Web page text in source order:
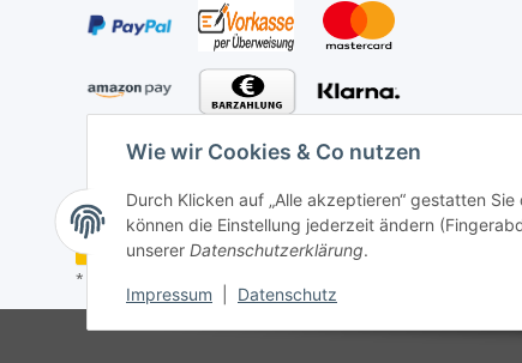
Wie wir Cookies & Co nutzen
Durch Klicken auf „Alle akzeptieren“ gestatten
können die Einstellung jederzeit ändern
unserer Datenschutzerklärung.
Impressum Datenschutz
Vertrag widerrufen
* Alle Preise inkl. gesetzlicher USt., zzgl.